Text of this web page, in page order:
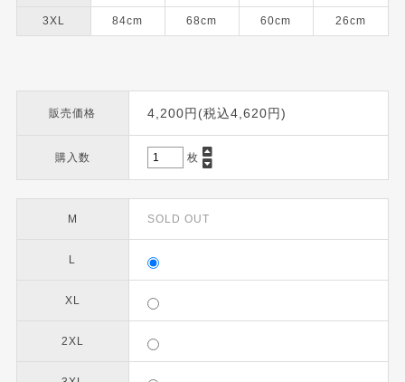
3XL 84cm 68cm 60cm 26cm
販売価格 4,200円(税込4,620円)
購入数 枚
M SOLD OUT
L
XL
2XL